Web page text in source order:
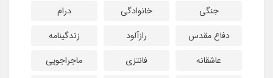
جنگی
خانوادگی
درام
دفاع مقدس
رازآلود
زندگینامه
عاشقانه
فانتزی
ماجراجویی